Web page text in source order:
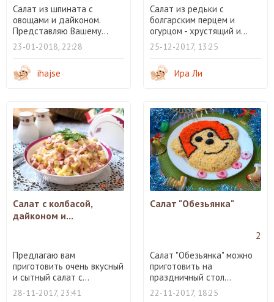
Салат из шпината с
овощами и дайконом.
Представляю Вашему...
23-01-2018, 22:28
ihajse
Салат из редьки с
болгарским перцем и
огурцом - хрустящий и...
25-12-2017, 13:25
Ира Ли
Салат с колбасой,
дайконом и...
Предлагаю вам
приготовить очень вкусный
и сытный салат с...
28-11-2017, 23:41
Салат "Обезьянка"
2
Салат "Обезьянка" можно
приготовить на
праздничный стол...
22-11-2017, 18:25